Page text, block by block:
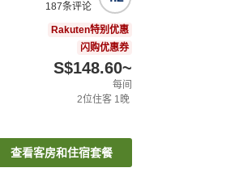
187条评论
Rakuten特别优惠
闪购优惠券
S$148.60~
每间
2位住客 1晚
查看客房和住宿套餐